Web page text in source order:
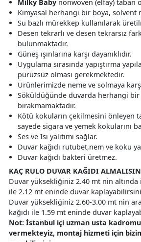
Milky Baby nonwoven (elfay) taban
Kimyasal herhangi bir boya, solvent
Su bazlı mürekkep kullanılarak
Desen tekrarlı ve desen tekrarsız
bulunmaktadır.
Güneş ışınlarına karşı dayanıklıdır.
Uygulama sırasında yapıştırma
pürüzsüz olması gerekmektedir.
Ürünlerimizde neme ve solmaya
Söküldüğünde duvarda herhangi bir
bırakmamaktadır.
Kötü kokuların çekilmesini önleyen
sayede sigara ve yemek kokularını
Ses ve Isı yalıtımı sağlar.
Duvar kağıdı rutubet,nem ve koku
Duvar kağıdı bakteri üretmez.
KAÇ RULO DUVAR KAĞIDI
Duvar yüksekliğiniz 2.40 mt nin altında
ile 2.12 mt eninde duvar
Duvar yüksekliğiniz 2.60-3.00 mt nin
kağıdı ile 1.59 mt eninde duvar
Not: İstanbul içi uzman usta
vermekteyiz, montaj hizmeti için